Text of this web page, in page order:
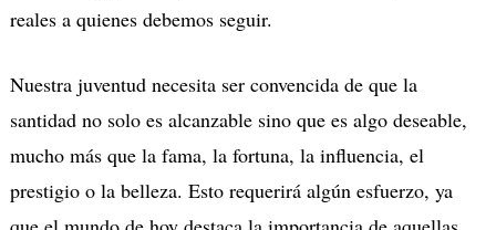
reales a quienes debemos seguir.
Nuestra juventud necesita ser convencida de que la
santidad no solo es alcanzable sino que es algo deseable,
mucho más que la fama, la fortuna, la influencia, el
prestigio o la belleza. Esto requerirá algún esfuerzo, ya